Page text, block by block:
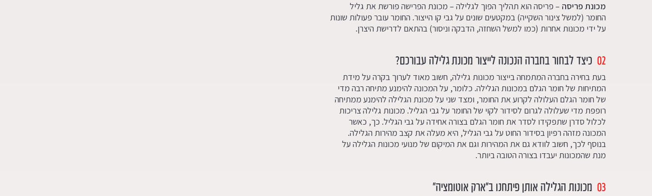
מכונת פריסה – פריסה הוא תהליך הפוך לגלילה – מכונת הפרישה פורשת את גליל
החומר (למשל צינור השקייה) במקטעים שונים על גבי קו הייצור. החומר עובר פעולות שונות
על ידי מכונות אחרות (כמו למשל השחזה, הדבקה וניסור) בהתאם לדרישת היצרן.
02 כיצד לבחור בחברה הנכונה לייצור מכונת גלילה עבורכם?
בעת בחירה בחברה המתמחה בייצור מכונות גלילה, חשוב מאוד לערוך בקרה על מידת
המתיחות של חומר הגלם במכונות הגלילה. כלומר, על המכונה להימנע מתיחה רבה מדי
של חומר הגלם העלולה לקרוע את החומר, ומצד שני על מכונת הגלילה להימנע ממתיחה
רופפת מדי שעלולה לגרום לסידור לקוי של החומר על גבי הגליל. מכונות גלילה צריכות
לכלול סדרן שתפקידו לסדר את חומר הגלם בצורה אחידה על גבי הגליל. כך, כאשר
המכונה מזהה רפיון בסידור החוט על גבי הגליל, היא מעלה את קצב מהירות הגלילה.
בנוסף לכך, חשוב לוודא גם את המהירות וגם את המיקום של מנועי מכונות הגלילה על
מנת שהמכונות יעבדו בצורה הטובה ביותר.
03 מכונות הגלילה אותן פיתחנו ב״ארק אוטומציה״